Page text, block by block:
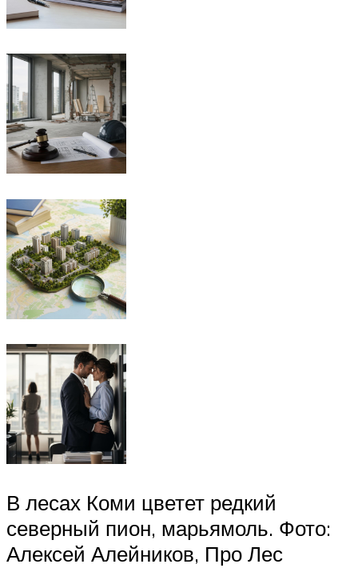
В лесах Коми цветет редкий
северный пион, марьямоль. Фото:
Алексей Алейников, Про Лес